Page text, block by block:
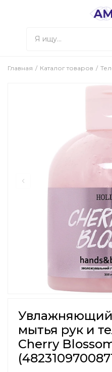
Главная Каталог товаров
Увлажняющий
мытья рук и
Cherry